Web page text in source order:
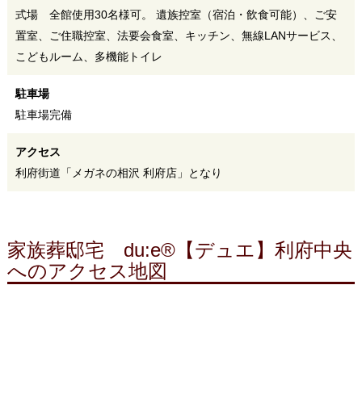
式場 全館使用30名様可。 遺族控室（宿泊・飲食可能）、ご安
置室、ご住職控室、法要会食室、キッチン、無線LANサービス、
こどもルーム、多機能トイレ
駐車場
駐車場完備
アクセス
利府街道「メガネの相沢 利府店」となり
家族葬邸宅 du:e®【デュエ】利府中央
へのアクセス地図